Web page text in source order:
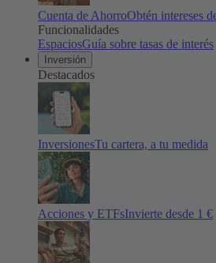
Cuenta de AhorroObtén intereses
Funcionalidades
EspaciosGuía sobre tasas de interés
Inversión
Destacados
InversionesTu cartera, a tu medida
Acciones y ETFsInvierte desde 1 €